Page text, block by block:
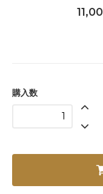
購入数